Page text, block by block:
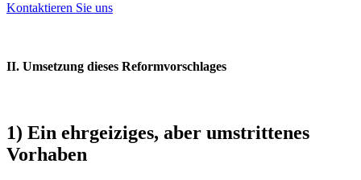
Kontaktieren Sie uns
II. Umsetzung dieses Reformvorschlages
1) Ein ehrgeiziges, aber umstrittenes
Vorhaben